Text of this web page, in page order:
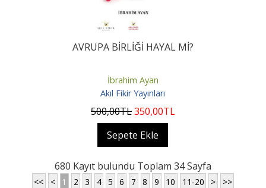
AVRUPA BİRLİĞİ HAYAL Mİ?
İbrahim Ayan
Akıl Fikir Yayınları
500,00TL350,00TL
Sepete Ekle
680 Kayıt bulundu Toplam 34 Sayfa
<< < 1 2 3 4 5 6 7 8 9 10 11-20 > >>